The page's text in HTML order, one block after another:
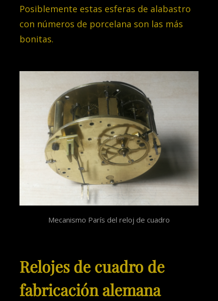
Posiblemente estas esferas de alabastro
con números de porcelana son las más
bonitas.
Mecanismo París del reloj de cuadro
Relojes de cuadro de
fabricación alemana